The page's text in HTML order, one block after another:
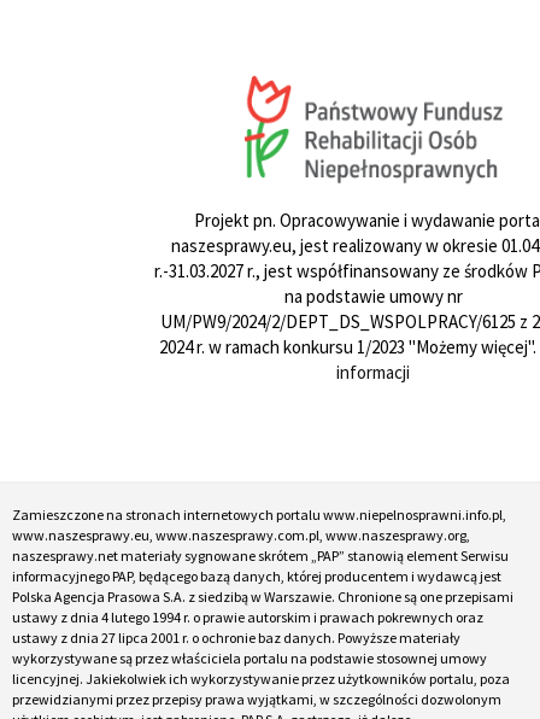
Projekt pn. Opracowywanie i wydawanie
naszesprawy.eu, jest realizowany w okresie
r.-31.03.2027 r., jest współfinansowany ze środków
na podstawie umowy nr
UM/PW9/2024/2/DEPT_DS_WSPOLPRACY/6125 z
2024 r. w ramach konkursu 1/2023 "Możemy więcej".
informacji
Zamieszczone na stronach internetowych portalu www.niepelnosprawni.info.pl,
www.naszesprawy.eu, www.naszesprawy.com.pl, www.naszesprawy.org,
naszesprawy.net materiały sygnowane skrótem „PAP” stanowią element Serwisu
informacyjnego PAP, będącego bazą danych, której producentem i wydawcą jest
Polska Agencja Prasowa S.A. z siedzibą w Warszawie. Chronione są one przepisami
ustawy z dnia 4 lutego 1994 r. o prawie autorskim i prawach pokrewnych oraz
ustawy z dnia 27 lipca 2001 r. o ochronie baz danych. Powyższe materiały
wykorzystywane są przez właściciela portalu na podstawie stosownej umowy
licencyjnej. Jakiekolwiek ich wykorzystywanie przez użytkowników portalu, poza
przewidzianymi przez przepisy prawa wyjątkami, w szczególności dozwolonym